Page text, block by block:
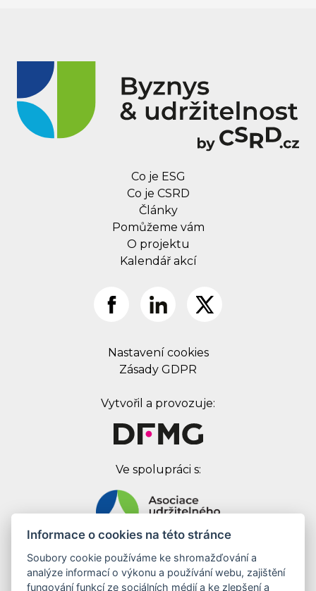
Co je ESG
Co je CSRD
Články
Pomůžeme vám
O projektu
Kalendář akcí
Nastavení cookies
Zásady GDPR
Vytvořil a provozuje:
Ve spolupráci s:
Digital First Marketing Group s.r.o.
Jankovcova 1037/49
Informace o cookies na této stránce
Soubory cookie používáme ke shromažďování a
analýze informací o výkonu a používání webu, zajištění
fungování funkcí ze sociálních médií a ke zlepšení a